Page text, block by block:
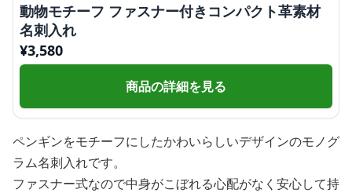
動物モチーフ ファスナー付きコンパクト革素材
名刺入れ
¥3,580
商品の詳細を見る
ペンギンをモチーフにしたかわいらしいデザインのモノグ
ラム名刺入れです。
ファスナー式なので中身がこぼれる心配がなく安心して持